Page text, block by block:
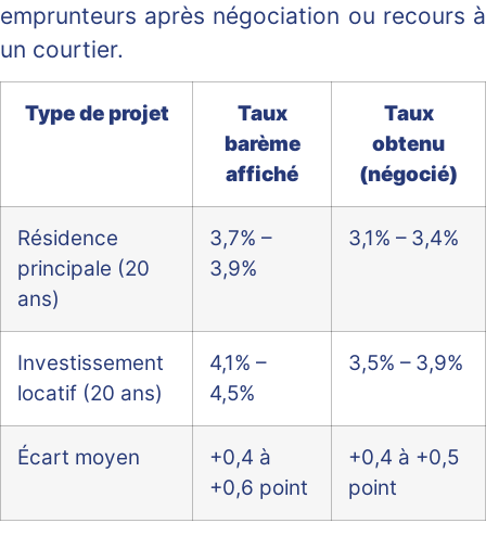
emprunteurs après négociation ou recours à
un courtier.
Type de projet
Taux
barème
affiché
Taux
obtenu
(négocié)
Résidence
principale (20
ans)
3,7% –
3,9%
3,1% – 3,4%
Investissement
locatif (20 ans)
4,1% –
4,5%
3,5% – 3,9%
Écart moyen
+0,4 à
+0,6 point
+0,4 à +0,5
point